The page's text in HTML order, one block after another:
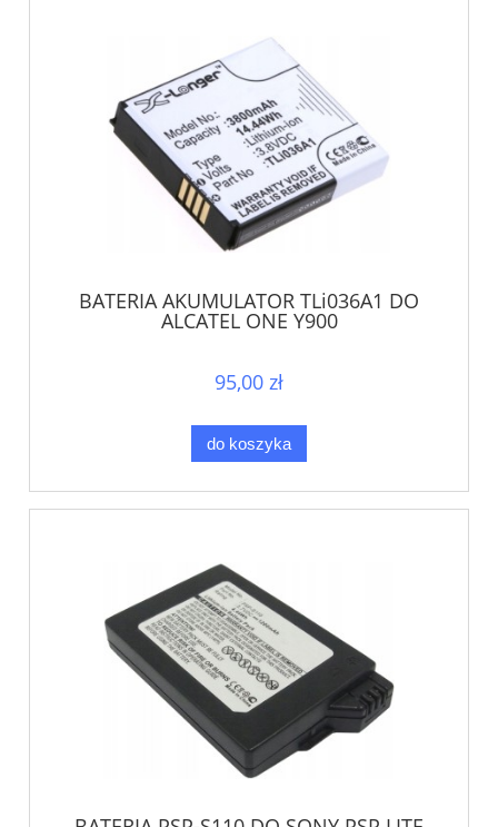
BATERIA AKUMULATOR TLi036A1 DO
ALCATEL ONE Y900
95,00 zł
do koszyka